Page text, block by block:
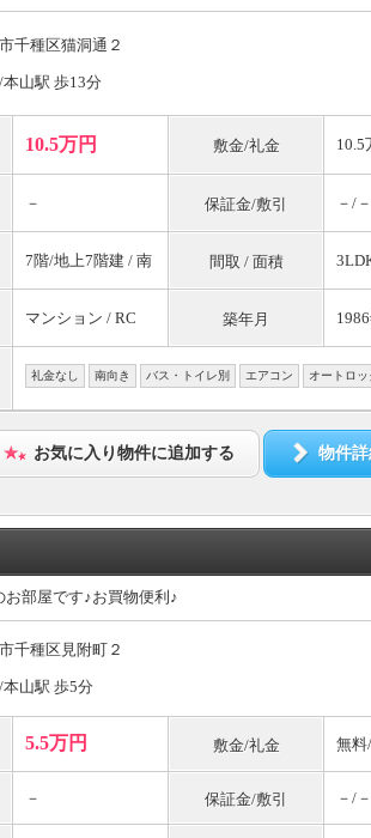
千種区猫洞通２
山駅 歩13分
10.5万円 敷金/礼金 10.5
－ 保証金/敷引 －/－
7階/地上7階建 / 南 間取 / 面積
マンション / RC 築年月
礼金なし 南向き バス・トイレ別 エアコン オートロッ
お気に入り物件に追加する 物件
部屋です♪お買物便利♪
千種区見附町２
山駅 歩5分
5.5万円 敷金/礼金 無料/
－ 保証金/敷引 －/－